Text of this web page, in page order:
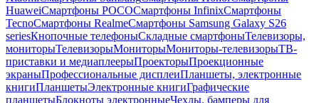
HuaweiСмартфоны POCOСмартфоны InfinixСмартфоны
TecnoСмартфоны RealmeСмартфоны Samsung Galaxy S26
seriesКнопочные телефоныСкладные смартфоныТелевизоры,
мониторыТелевизорыМониторыМониторы-телевизорыТВ-
приставки и медиаплеерыПроекторыПроекционные
экраныПрофессиональные дисплеиПланшеты, электронные
книгиПланшетыЭлектронные книгиГрафические
планшетыБлокноты электронныеЧехлы, бамперы для